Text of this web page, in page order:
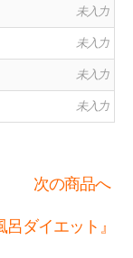
未入力
未入力
未入力
未入力
次の商品へ
ダイエット』